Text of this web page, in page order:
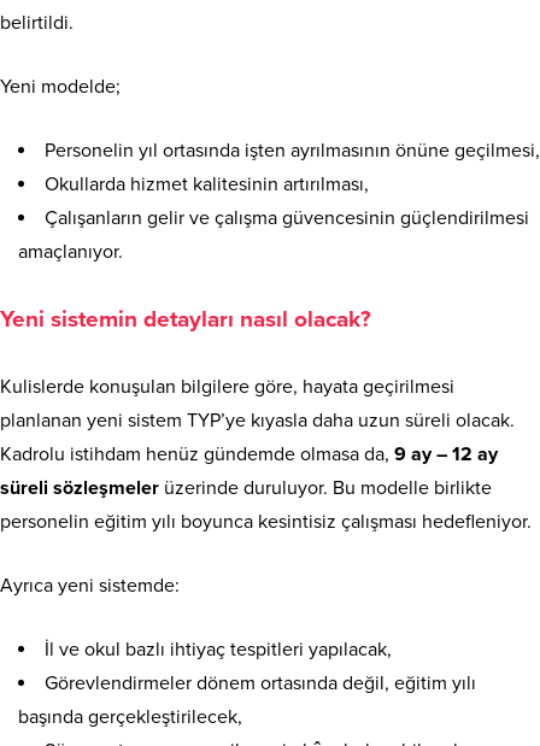
belirtildi.
Yeni modelde;
Personelin yıl ortasında işten ayrılmasının önüne geçilmesi,
Okullarda hizmet kalitesinin artırılması,
Çalışanların gelir ve çalışma güvencesinin güçlendirilmesi
amaçlanıyor.
Yeni sistemin detayları nasıl olacak?
Kulislerde konuşulan bilgilere göre, hayata geçirilmesi
planlanan yeni sistem TYP’ye kıyasla daha uzun süreli olacak.
Kadrolu istihdam henüz gündemde olmasa da, 9 ay – 12 ay
süreli sözleşmeler üzerinde duruluyor. Bu modelle birlikte
personelin eğitim yılı boyunca kesintisiz çalışması hedefleniyor.
Ayrıca yeni sistemde:
İl ve okul bazlı ihtiyaç tespitleri yapılacak,
Görevlendirmeler dönem ortasında değil, eğitim yılı
başında gerçekleştirilecek,